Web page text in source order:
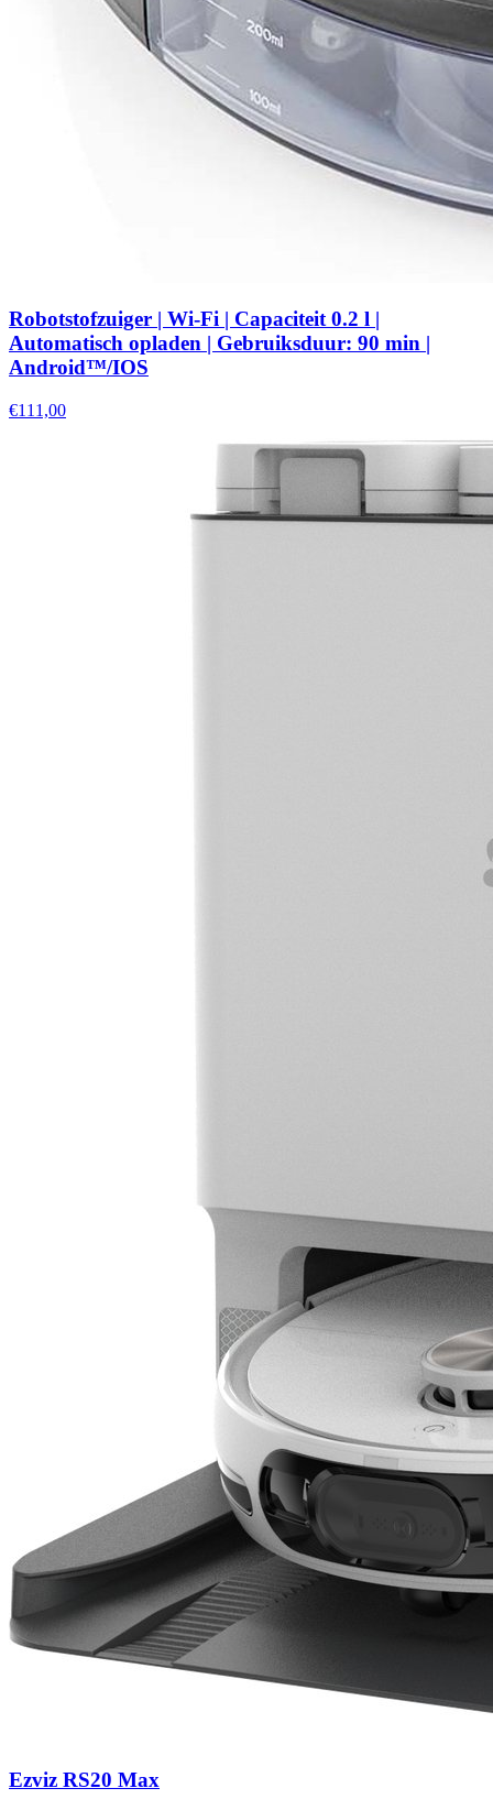
Robotstofzuiger | Wi-Fi | Capaciteit 0.2 l |
Automatisch opladen | Gebruiksduur: 90 min |
Android™/IOS
€111,00
Ezviz RS20 Max